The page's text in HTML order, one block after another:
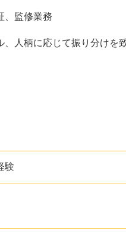
、監修業務
人柄に応じて振り分けを
験